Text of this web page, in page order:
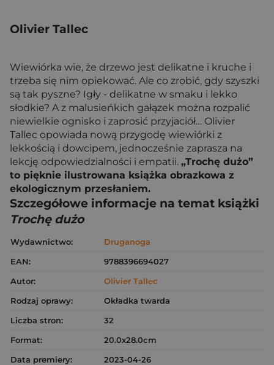
Olivier Tallec
Wiewiórka wie, że drzewo jest delikatne i kruche i
trzeba się nim opiekować. Ale co zrobić, gdy szyszki
są tak pyszne? Igły - delikatne w smaku i lekko
słodkie? A z malusieńkich gałązek można rozpalić
niewielkie ognisko i zaprosić przyjaciół… Olivier
Tallec opowiada nową przygodę wiewiórki z
lekkością i dowcipem, jednocześnie zaprasza na
lekcję odpowiedzialności i empatii. „Trochę dużo”
to pięknie ilustrowana książka obrazkowa z
ekologicznym przesłaniem.
Szczegółowe informacje na temat książki
Trochę dużo
Wydawnictwo:
Druganoga
EAN:
9788396694027
Autor:
Olivier Tallec
Rodzaj oprawy:
Okładka twarda
Liczba stron:
32
Format:
20.0x28.0cm
Data premiery:
2023-04-26